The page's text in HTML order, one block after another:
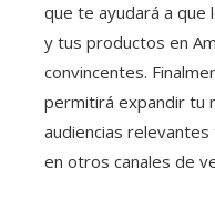
que te ayudará a que
y tus productos en
convincentes.
permitirá expandir tu
audiencias
en otros canales de